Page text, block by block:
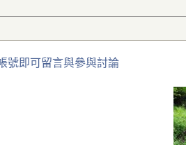
號即可留言與參與討論